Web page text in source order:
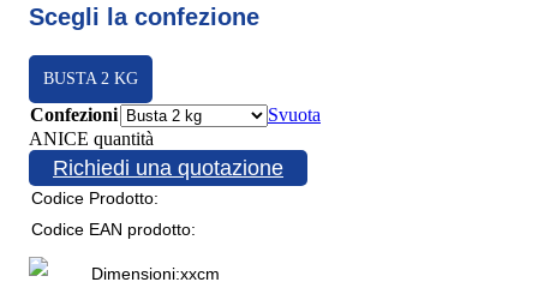
Scegli la confezione
BUSTA 2 KG
Confezioni
Svuota
ANICE quantità
Richiedi una quotazione
Codice Prodotto:
Codice EAN prodotto:
Dimensioni:xxcm